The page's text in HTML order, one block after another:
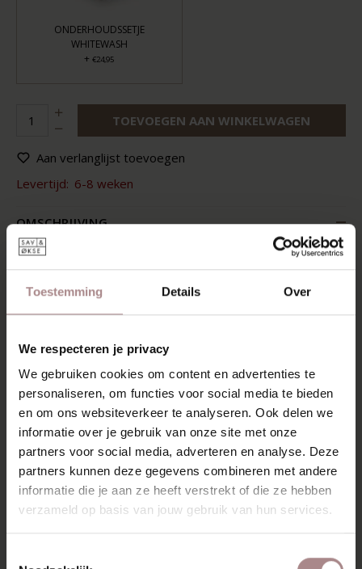
Toestemming Details Over
We respecteren je privacy
We gebruiken cookies om content en advertenties te
personaliseren, om functies voor social media te bieden
en om ons websiteverkeer te analyseren. Ook delen we
informatie over je gebruik van onze site met onze
partners voor social media, adverteren en analyse. Deze
partners kunnen deze gegevens combineren met andere
informatie die je aan ze heeft verstrekt of die ze hebben
verzameld op basis van jouw gebruik van hun services.
ONDERHOUDSSETJE
WHITEWASH
+ €24,95
TOEVOEGEN AAN WINKELWAGEN
Aan verlanglijst toevoegen
Levertijd: 6-8 weken
OMSCHRIJVING
Het Rikke bureau is een massief houten bureau. Een
kleuren Fenix en afmetingen. Op de foto's zie je het Rikke
bureau in 120x65 cm.
Het Rikke bureau is een bureau waarbij design en
functionaliteit goed samen gaan. Het bureau heeft ronde
vormen en evenals de eetkamertafel een lichte uitstraling.
Doordat de poten van de Rikke op de hoek zijn geplaatst
biedt de tafel veel ruimte. Heel subtiel gaan de poten over
in het blad. Op deze manier houd je de werkplek lekker
ruim en kun je deze optimaal benutten. Met het Rikke
bureau haal je een bureau in huis wat voordelig omgaat
met de beschikbare ruimte.